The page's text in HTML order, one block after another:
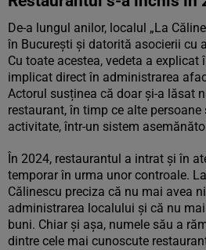
De-a lungul anilor, localul „La
în București și datorită asocierii cu
Cu toate acestea, vedeta a explicat
implicat direct în administrarea
Actorul susținea că doar și-a lăsat
restaurant, în timp ce alte
activitate, într-un sistem
În 2024, restaurantul a intrat și în
temporar în urma unor controale.
Călinescu preciza că nu mai avea
administrarea localului și că nu
buni. Chiar și așa, numele său a
dintre cele mai cunoscute